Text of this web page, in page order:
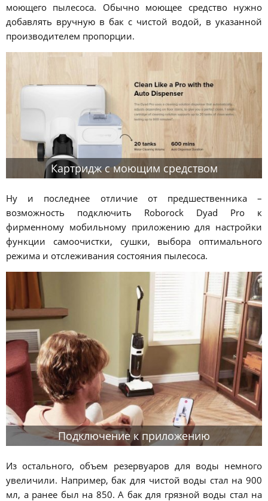
моющего пылесоса. Обычно моющее средство нужно
добавлять вручную в бак с чистой водой, в указанной
производителем пропорции.
Картридж с моющим средством
Ну и последнее отличие от предшественника –
возможность подключить Roborock Dyad Pro к
фирменному мобильному приложению для настройки
функции самоочистки, сушки, выбора оптимального
режима и отслеживания состояния пылесоса.
Подключение к приложению
Из остального, объем резервуаров для воды немного
увеличили. Например, бак для чистой воды стал на 900
мл, а ранее был на 850. А бак для грязной воды стал на